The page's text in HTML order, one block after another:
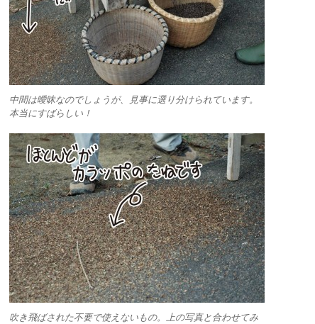
中間は曖昧なのでしょうが、見事に選り分けられています。
本当にすばらしい！
吹き飛ばされた不要で使えないもの。上の写真と合わせてみ